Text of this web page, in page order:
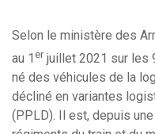
Selon le ministère des
au 1 erjuillet 2021 sur les
né des véhicules de la
décliné en variantes
(PPLD). Il est, depuis